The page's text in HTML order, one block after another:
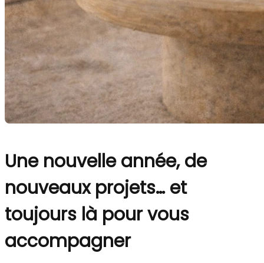
Une nouvelle année, de
nouveaux projets… et
toujours là pour vous
accompagner